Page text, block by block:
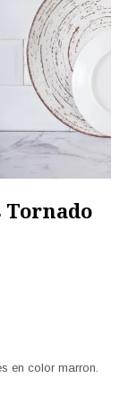
Tornado
en color marron.